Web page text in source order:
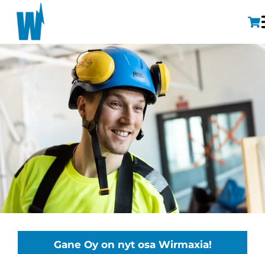
Gane Oy on nyt osa Wirmaxia!